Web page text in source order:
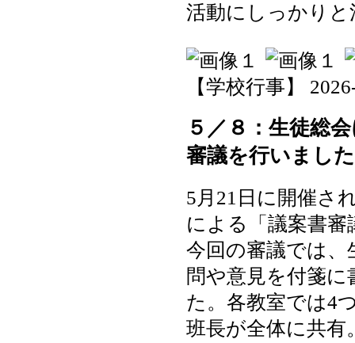
活動にしっかり
【学校行事】
５／８：生徒総
審議を行いまし
5月21日に開催さ
による「議案書
今回の審議では、
問や意見を付箋
た。各教室では4
班長が全体に共有